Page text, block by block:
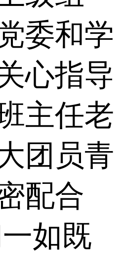
委和学
心指导
主任老
团员青
配合
如既